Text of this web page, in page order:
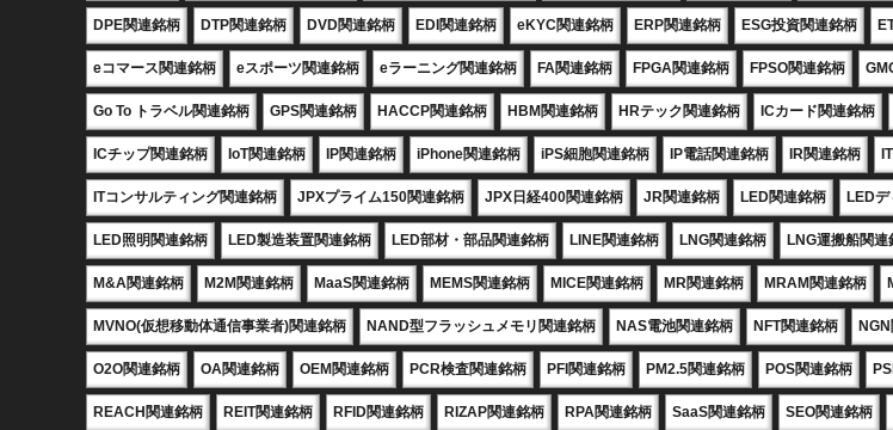
DPE関連銘柄 DTP関連銘柄 DVD関連銘柄 EDI関連銘柄 eKYC関連銘柄 ERP関連銘柄 ESG投資関連銘柄
eコマース関連銘柄 eスポーツ関連銘柄 eラーニング関連銘柄 FA関連銘柄 FPGA関連銘柄 FPSO関連銘柄
Go To トラベル関連銘柄 GPS関連銘柄 HACCP関連銘柄 HBM関連銘柄 HRテック関連銘柄 ICカード関連銘柄
ICチップ関連銘柄 IoT関連銘柄 IP関連銘柄 iPhone関連銘柄 iPS細胞関連銘柄 IP電話関連銘柄 IR関連銘柄
ITコンサルティング関連銘柄 JPXプライム150関連銘柄 JPX日経400関連銘柄 JR関連銘柄 LED関連銘柄 LED
LED照明関連銘柄 LED製造装置関連銘柄 LED部材・部品関連銘柄 LINE関連銘柄 LNG関連銘柄 LNG運搬船関連
M&A関連銘柄 M2M関連銘柄 MaaS関連銘柄 MEMS関連銘柄 MICE関連銘柄 MR関連銘柄 MRAM関連銘柄
MVNO(仮想移動体通信事業者)関連銘柄 NAND型フラッシュメモリ関連銘柄 NAS電池関連銘柄 NFT関連銘柄
O2O関連銘柄 OA関連銘柄 OEM関連銘柄 PCR検査関連銘柄 PFI関連銘柄 PM2.5関連銘柄 POS関連銘柄
REACH関連銘柄 REIT関連銘柄 RFID関連銘柄 RIZAP関連銘柄 RPA関連銘柄 SaaS関連銘柄 SEO関連銘柄